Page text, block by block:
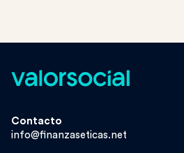
Contacto
info@finanzaseticas.net